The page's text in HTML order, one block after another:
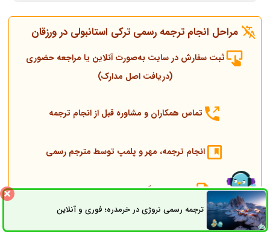
مراحل انجام ترجمه رسمی ترکی استانبولی در ورزقان
ثبت سفارش در سایت به‌صورت آنلاین یا مراجعه حضوری
(دریافت اصل مدارک)
تماس همکاران و مشاوره قبل از انجام ترجمه
انجام ترجمه، مهر و پلمپ توسط مترجم رسمی
ارسال به دادگستری و وزارت امور خارجه
ارسال به کنسولگری ترکیه
ترجمه رسمی نروژی در خرمدره؛ فوری و آنلاینثبت سفارش راه های ارتباطی